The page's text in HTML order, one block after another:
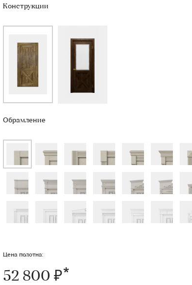
Конструкции
Обрамление
Цена полотна:
52 800 ₽